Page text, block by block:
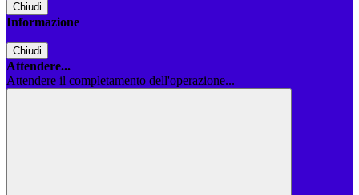
Chiudi
Informazione
Chiudi
Attendere...
Attendere il completamento dell'operazione...